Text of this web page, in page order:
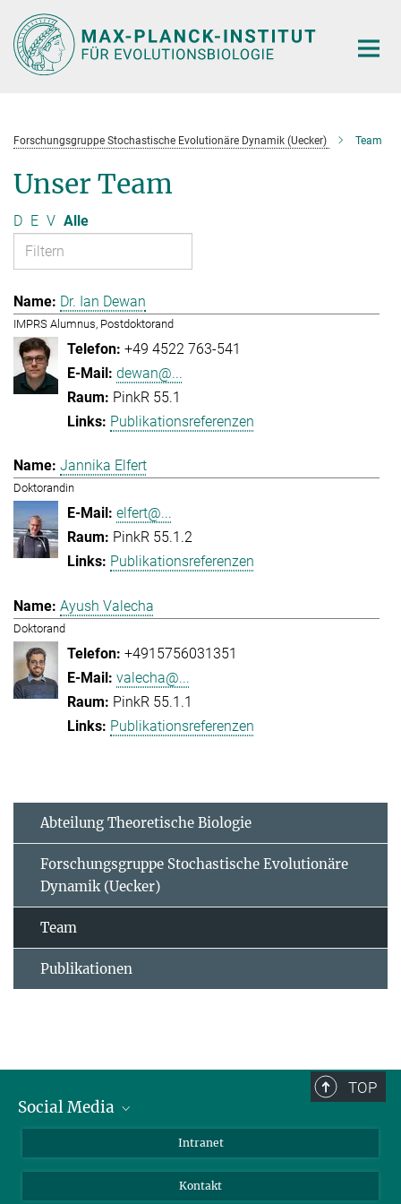
Hauptinhalt
Forschungsgruppe Stochastische Evolutionäre Dynamik (Uecker) Team
Unser Team
D E V Alle
Dr. Ian Dewan
IMPRS Alumnus, Postdoktorand
+49 4522 763-541
dewan@...
PinkR 55.1
Publikationsreferenzen
Jannika Elfert
Doktorandin
elfert@...
PinkR 55.1.2
Publikationsreferenzen
Ayush Valecha
Doktorand
+4915756031351
valecha@...
PinkR 55.1.1
Publikationsreferenzen
Abteilung Theoretische Biologie
Forschungsgruppe Stochastische Evolutionäre
Dynamik (Uecker)
Team
Publikationen
TOP
Social Media
Intranet
Kontakt